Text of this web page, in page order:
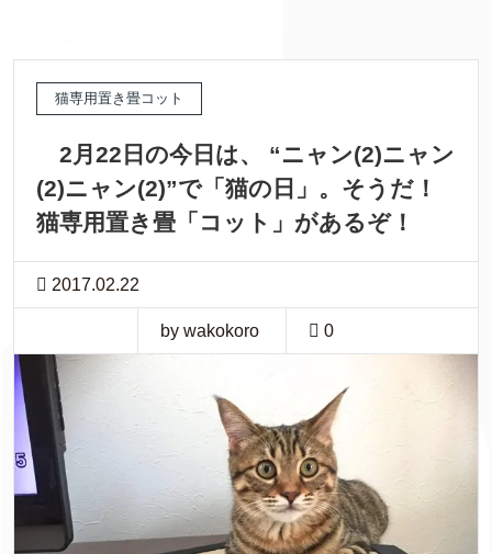
猫専用置き畳コット
2月22日の今日は、 “ニャン(2)ニャン
(2)ニャン(2)”で「猫の日」。そうだ！
猫専用置き畳「コット」があるぞ！
2017.02.22
by wakokoro 0